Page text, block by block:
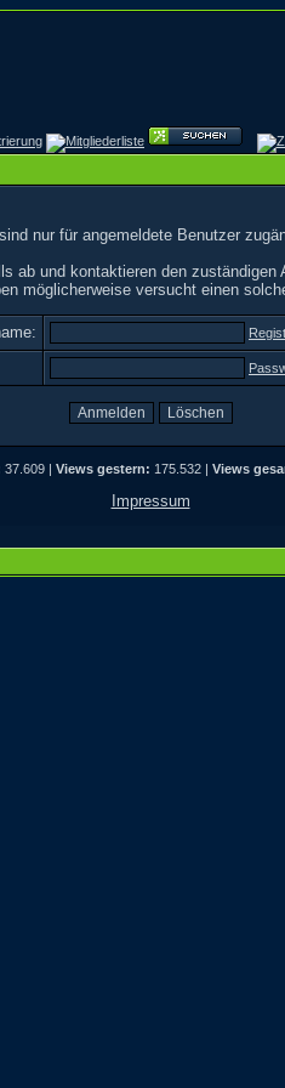
nur für angemeldete Benutzer
ab und kontaktieren den zuständigen
möglicherweise versucht einen
37.609 | Views gestern: 175.532 | Views
Impressum